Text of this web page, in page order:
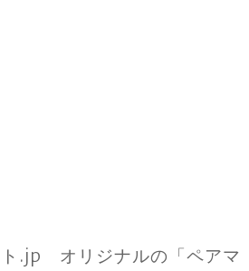
ト.jp オリジナルの「ペアマ